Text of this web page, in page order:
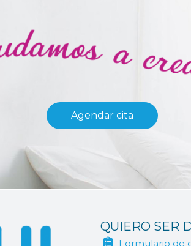
Agendar cita
QUIERO SER
Formulario de